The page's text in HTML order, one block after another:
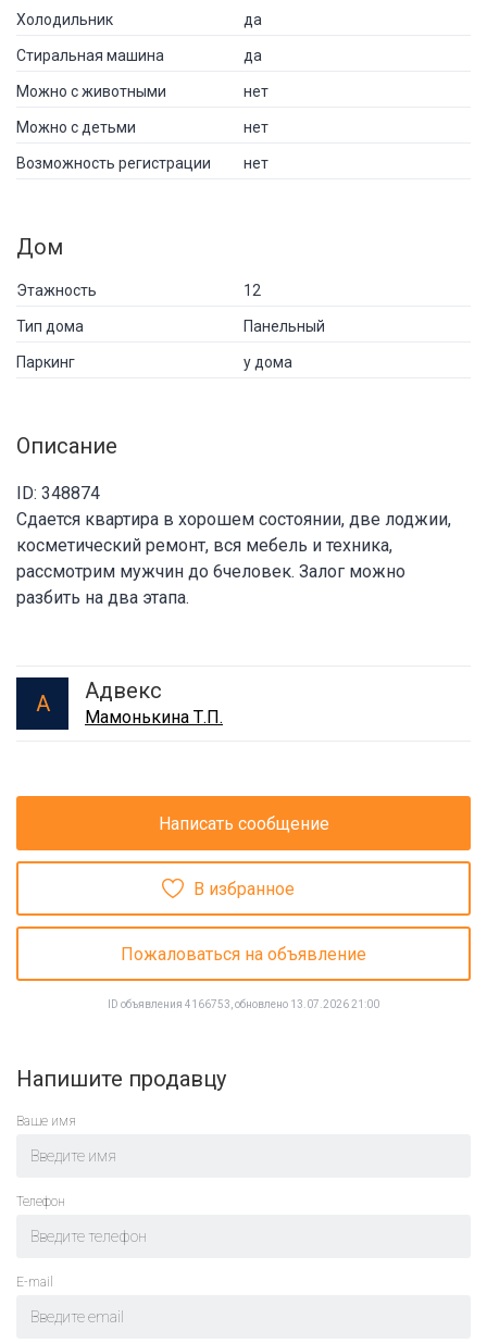
Холодильник да
Стиральная машина да
Можно с животными нет
Можно с детьми нет
Возможность регистрации нет
Дом
Этажность 12
Тип дома Панельный
Паркинг у дома
Описание
ID: 348874
Сдается квартира в хорошем состоянии, две лоджии,
косметический ремонт, вся мебель и техника,
рассмотрим мужчин до 6человек. Залог можно
разбить на два этапа.
А Адвекс
Мамонькина Т.П.
Написать сообщение
В избранное
Пожаловаться на объявление
ID объявления 4166753, обновлено 13.07.2026 21:00
Напишите продавцу
Ваше имя
Телефон
E-mail